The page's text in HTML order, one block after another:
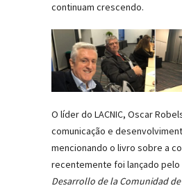
continuam crescendo.
O líder do LACNIC, Oscar
comunicação e
mencionando o livro sobre a
recentemente foi lançado pelo
Desarrollo de la Comunidad de